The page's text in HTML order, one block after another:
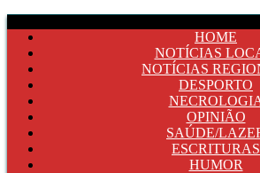
HOME
NOTÍCIAS
NOTÍCIAS
DESPORTO
OPINIÃO
SAÚDE/
ESCRITURAS
HUMOR